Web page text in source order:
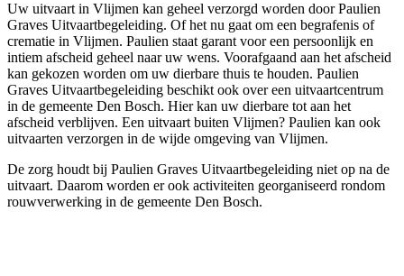
Uw uitvaart in Vlijmen kan geheel verzorgd worden door Paulien
Graves Uitvaartbegeleiding. Of het nu gaat om een begrafenis of
crematie in Vlijmen. Paulien staat garant voor een persoonlijk en
intiem afscheid geheel naar uw wens. Voorafgaand aan het afscheid
kan gekozen worden om uw dierbare thuis te houden. Paulien
Graves Uitvaartbegeleiding beschikt ook over een uitvaartcentrum
in de gemeente Den Bosch. Hier kan uw dierbare tot aan het
afscheid verblijven. Een uitvaart buiten Vlijmen? Paulien kan ook
uitvaarten verzorgen in de wijde omgeving van Vlijmen.
De zorg houdt bij Paulien Graves Uitvaartbegeleiding niet op na de
uitvaart. Daarom worden er ook activiteiten georganiseerd rondom
rouwverwerking in de gemeente Den Bosch.